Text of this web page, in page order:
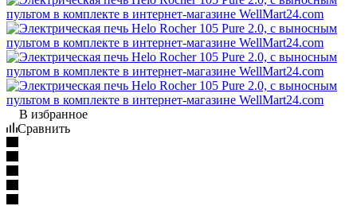
В избранное
Сравнить